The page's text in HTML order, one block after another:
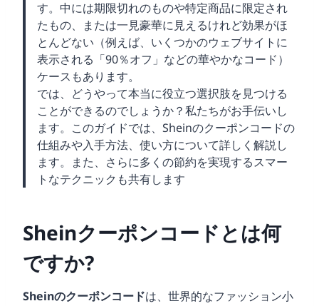
す。中には期限切れのものや特定商品に限定され
たもの、または一見豪華に見えるけれど効果がほ
とんどない（例えば、いくつかのウェブサイトに
表示される「90％オフ」などの華やかなコード）
ケースもあります。
では、どうやって本当に役立つ選択肢を見つける
ことができるのでしょうか？私たちがお手伝いし
ます。このガイドでは、Sheinのクーポンコードの
仕組みや入手方法、使い方について詳しく解説し
ます。また、さらに多くの節約を実現するスマー
トなテクニックも共有します
Sheinクーポンコードとは何
ですか?
Sheinのクーポンコードは、世界的なファッション小